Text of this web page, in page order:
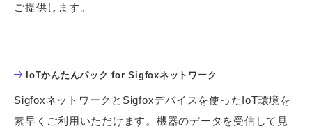
ご提供します。
IoTかんたんパック for Sigfoxネットワーク
SigfoxネットワークとSigfoxデバイスを使ったIoT環境を
素早くご利用いただけます。機器のデータを受信して見